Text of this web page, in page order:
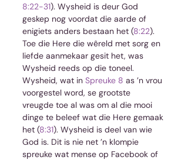
8:22-31). Wysheid is deur God
geskep nog voordat die aarde of
enigiets anders bestaan het (8:22).
Toe die Here die wêreld met sorg en
liefde aanmekaar gesit het, was
Wysheid reeds op die toneel.
Wysheid, wat in Spreuke 8 as ’n vrou
voorgestel word, se grootste
vreugde toe al was om al die mooi
dinge te beleef wat die Here gemaak
het (8:31). Wysheid is deel van wie
God is. Dit is nie net ’n klompie
spreuke wat mense op Facebook of